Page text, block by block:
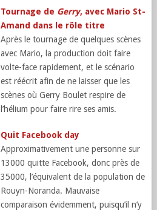
Tournage de Gerry, avec Mario St-
Amand dans le rôle titre
Après le tournage de quelques scènes
avec Mario, la production doit faire
volte-face rapidement, et le scénario
est réécrit afin de ne laisser que les
scènes où Gerry Boulet respire de
l’hélium pour faire rire ses amis.
Quit Facebook day
Approximativement une personne sur
13000 quitte Facebook, donc près de
35000, l’équivalent de la population de
Rouyn-Noranda. Mauvaise
comparaison évidemment, puisqu’il n’y